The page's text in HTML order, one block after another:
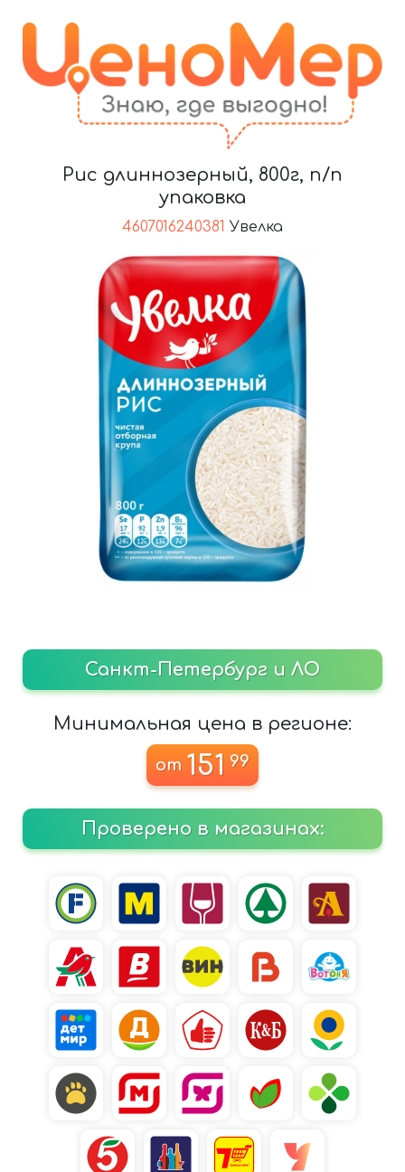
Рис длиннозерный, 800г, п/п
упаковка
4607016240381 Увелка
Санкт-Петербург и ЛО
Минимальная цена в регионе:
от 151 99
Проверено в магазинах: